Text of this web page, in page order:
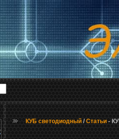
КУБ светодиодный /Статьи -